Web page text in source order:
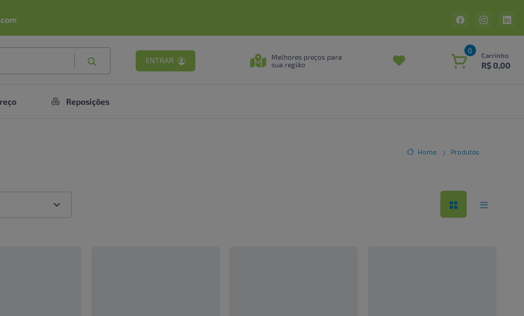
ENTRAR
Melhores preços para
sua região
0
Carrinho
R$ 0,00
Reposições
Home Produtos